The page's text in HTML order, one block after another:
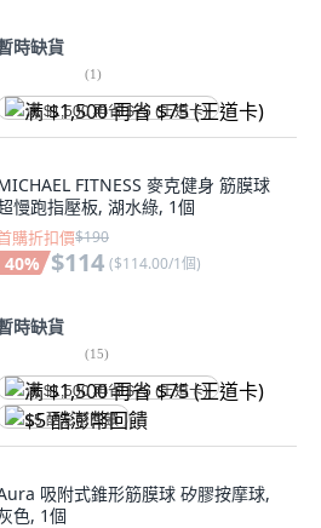
時缺貨
(1)
满 $1,500 再省 $75 (王道卡)
FITNESS 麥克健身 筋膜球
慢跑指壓板, 湖水綠, 1個
購折扣價$190
40% $114 ($114.00/1個)
時缺貨
(15)
满 $1,500 再省 $75 (王道卡)
$5 酷澎幣回饋
吸附式錐形筋膜球 矽膠按摩球,
色, 1個